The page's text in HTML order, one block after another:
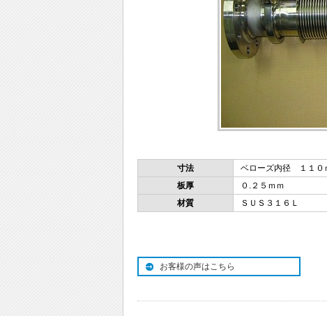
寸法
ベローズ内径 １１０
板厚
０.２５ｍｍ
材質
ＳＵＳ３１６Ｌ
お客様の声はこちら